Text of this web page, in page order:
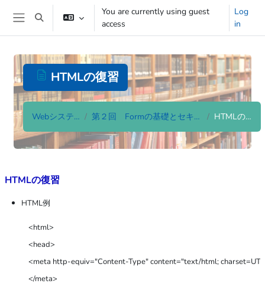
Skip to main content
Side panel
Toggle search input
You are currently using guest
access
Log
in
HTMLの復習
Webシステム論 第２回 Formの基礎とセキュリティ HTMLの復習
HTMLの復習
HTML例
<html>
<head>
<meta http-equiv="Content-Type" content="text/html;
</meta>